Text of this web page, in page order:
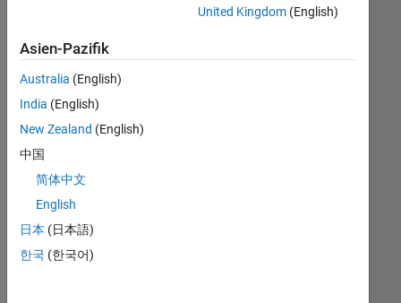
noch
keine
offenen
Stellen
können,
die
Ihren
entsprechen,
werden
United Kingdom(English)
Asien-Pazifik
Australia (English)
India (English)
New Zealand (English)
中国
简体中文
English
日本 (日本語)
한국 (한국어)